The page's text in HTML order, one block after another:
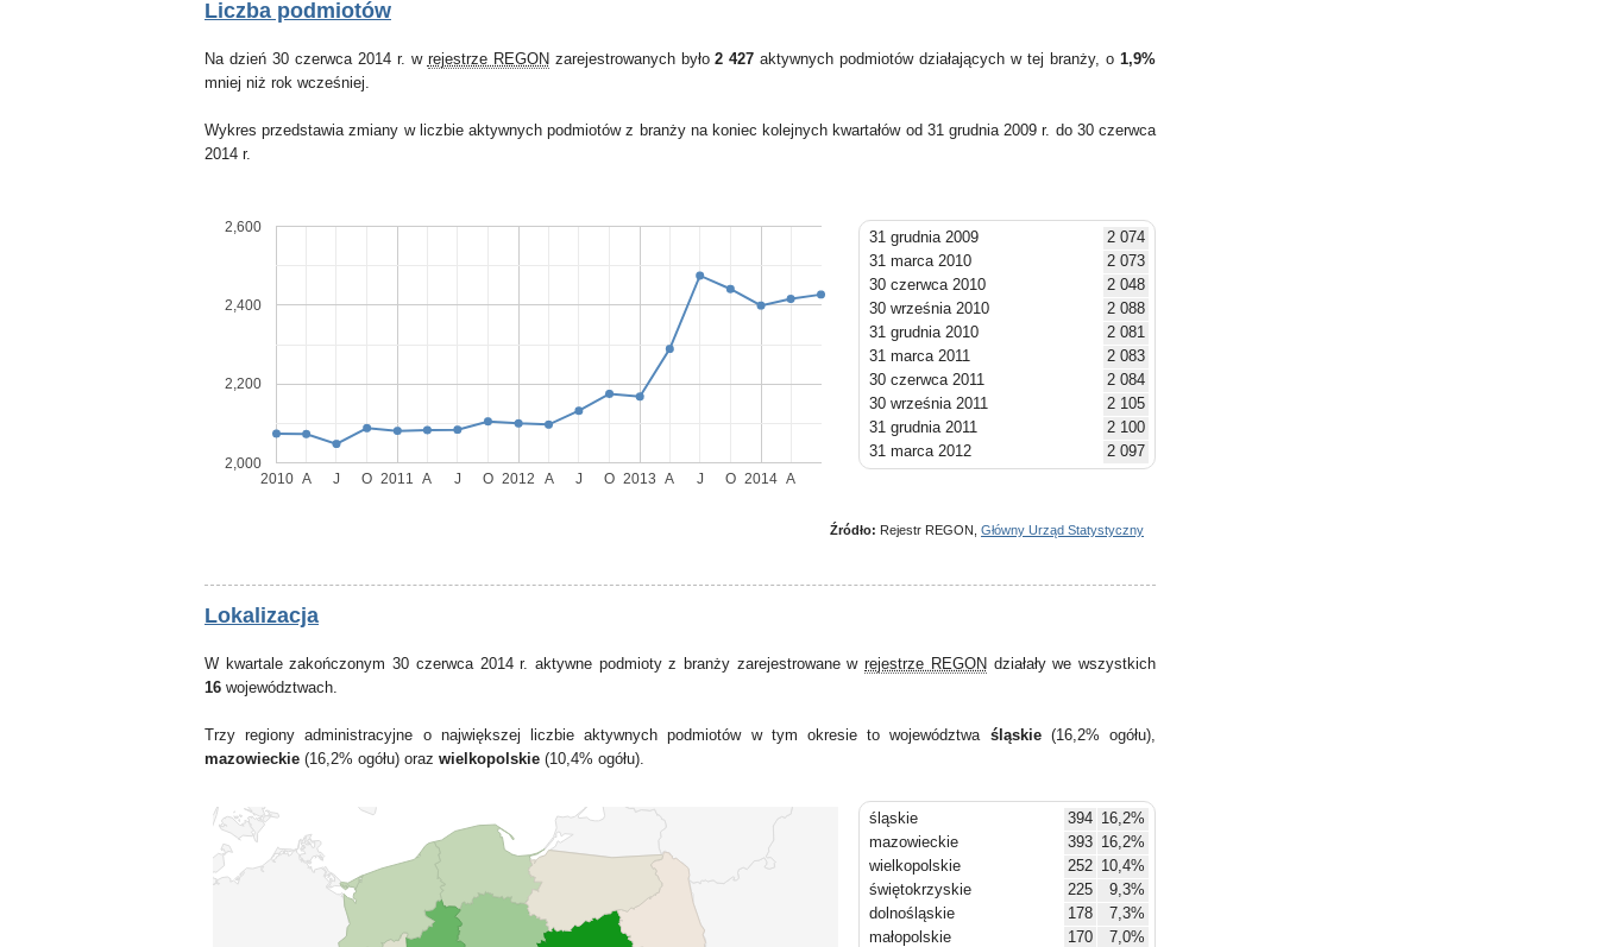
Liczba podmiotów
Na dzień 30 czerwca 2014 r. w rejestrze REGON zarejestrowanych było2 427 aktywnych podmiotów działających w tej branży, o1,9%
mniej niż rok wcześniej.
Wykres przedstawia zmiany w liczbie aktywnych podmiotów z branży na koniec kolejnych kwartałów od 31 grudnia 2009 r. do 30 czerwca
2014 r.
2010 2011 2012 2013 2014
A J O A J O A J O A J O A
2,000
2,200
2,400
2,600
31 grudnia 2009
2 074
31 marca 2010
2 073
30 czerwca 2010
2 048
30 września 2010
2 088
31 grudnia 2010
2 081
31 marca 2011
2 083
30 czerwca 2011
2 084
30 września 2011
2 105
31 grudnia 2011
2 100
31 marca 2012
2 097
30 czerwca 2012
2 132
31 grudnia 2012
30 czerwca 2014
2 427
Źródło: Rejestr REGON, Główny Urząd Statystyczny
Lokalizacja
W kwartale zakończonym 30 czerwca 2014 r. aktywne podmioty z branży zarejestrowane wrejestrze REGON działały we wszystkich
16 województwach.
Trzy regiony administracyjne o największej liczbie aktywnych podmiotów w tym okresie to województwa śląskie(16,2% ogółu),
mazowieckie (16,2% ogółu) oraz wielkopolskie (10,4% ogółu).
śląskie 394 16,2%
mazowieckie
393 16,2%
wielkopolskie
252 10,4%
świętokrzyskie
225
9,3%
dolnośląskie
178
7,3%
małopolskie
170
7,0%